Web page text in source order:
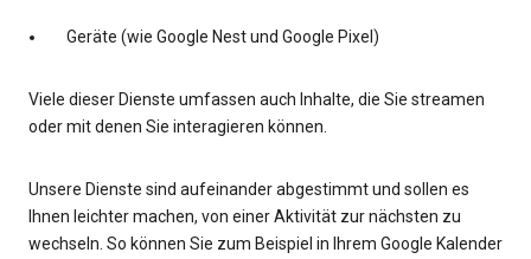
Geräte (wie Google Nest und Google Pixel)
Viele dieser Dienste umfassen auch Inhalte, die Sie streamen
oder mit denen Sie interagieren können.
Unsere Dienste sind aufeinander abgestimmt und sollen es
Ihnen leichter machen, von einer Aktivität zur nächsten zu
wechseln. So können Sie zum Beispiel in Ihrem Google Kalender